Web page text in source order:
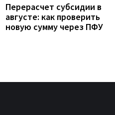
Перерасчет субсидии в
августе: как проверить
новую сумму через ПФУ